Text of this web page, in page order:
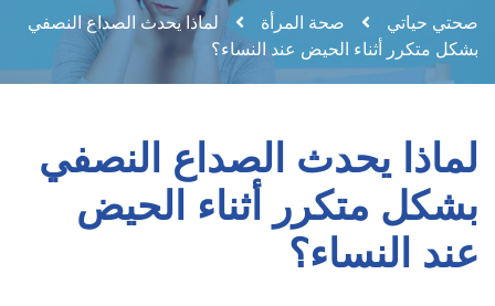
صحتي حياتي صحة المرأة
لماذا يحدث الصداع النصفي
بشكل متكرر أثناء الحيض عند النساء؟
لماذا يحدث الصداع النصفي
بشكل متكرر أثناء الحيض
عند النساء؟